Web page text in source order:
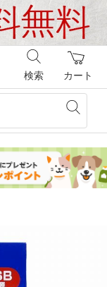
カート
検索